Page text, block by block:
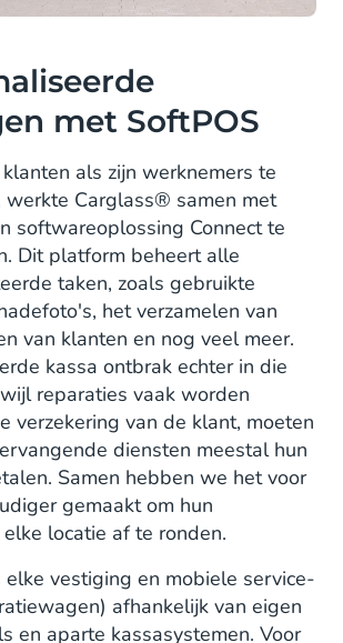
met SoftPOS
als zijn werknemers te
werkte Carglass® samen met
softwareoplossing Connect te
Dit platform beheert alle
taken, zoals gebruikte
het verzamelen van
van klanten en nog veel meer.
kassa ontbrak echter in die
reparaties vaak worden
verzekering van de klant, moeten
diensten meestal hun
Samen hebben we het voor
gemaakt om hun
locatie af te ronden.
elke vestiging en mobiele service-
afhankelijk van eigen
en aparte kassasystemen. Voor